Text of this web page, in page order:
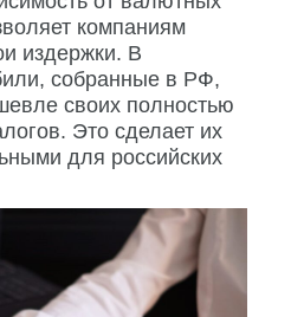
компаниям
издержки. В
собранные в РФ,
своих полностью
Это сделает их
для российских